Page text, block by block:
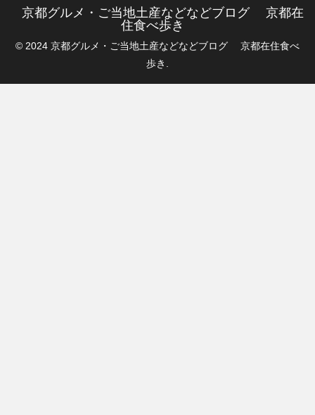
京都グルメ・ご当地土産などなどブログ 京都在
住食べ歩き
© 2024 京都グルメ・ご当地土産などなどブログ 京都在住食べ
歩き.